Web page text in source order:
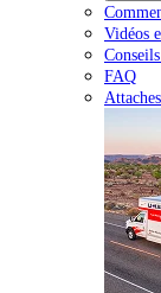
Vidéos
FAQ